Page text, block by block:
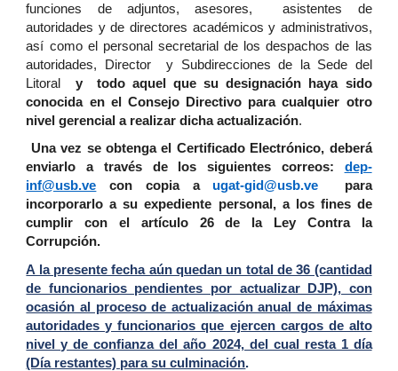
funciones de adjuntos, asesores, asistentes de
autoridades y de directores académicos y administrativos,
así como el personal secretarial de los despachos de las
autoridades, Director y Subdirecciones de la Sede del
Litoral y todo aquel que su designación haya sido
conocida en el Consejo Directivo para cualquier otro
nivel gerencial a realizar dicha actualización.
Una vez se obtenga el Certificado Electrónico, deberá
enviarlo a través de los siguientes correos: dep-
inf@usb.ve con copia a ugat-gid@usb.ve para
incorporarlo a su expediente personal, a los fines de
cumplir con el artículo 26 de la Ley Contra la
Corrupción.
A la presente fecha aún quedan un total de 36 (cantidad
de funcionarios pendientes por actualizar DJP), con
ocasión al proceso de actualización anual de máximas
autoridades y funcionarios que ejercen cargos de alto
nivel y de confianza del año 2024, del cual resta 1 día
(Día restantes) para su culminación.